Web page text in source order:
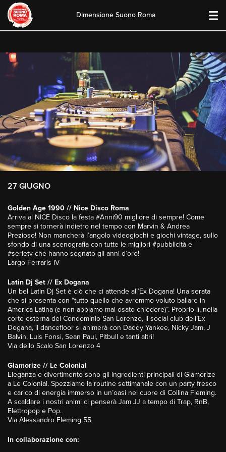
content
Dimensione Suono Roma
27 GIUGNO
Golden Age 1990 // Nice Disco Roma
Arriva al NICE Disco la festa #Anni90 migliore di sempre! Come
sempre si tornerà indietro nel tempo con Marvin & Andrea
Prezioso! Non mancherà l’angolo videogiochi e giochi vintage, sullo
sfondo di una scenografia con tutte le migliori #pubblicità e
#serietv che hanno segnato gli anni d’oro!
Largo Ferraris IV
Latin Dj Set // Ex Dogana
Un bel Latin Dj Set è ciò che ci attende all’Ex Dogana! Una serata
che si presenta con “tutto quello che avremmo voluto ballare in
America Latina (e non abbiamo mai osato chiedere)”. Proprio lì, nella
corte esterna del Condominio San Lorenzo, il social club dell’Ex
Dogana, il dancefloor si animerà con Daddy Yankee, Nicky Jam, J
Balvin, Luis Fonsi, Sean Paul, Pitbull e tanti altri!
Via dello Scalo San Lorenzo 4
Glamorize // Le Colonial
Eleganza e divertimento sono gli ingredienti principali di Glamorize
a Le Colonial. Spezziamo la routine settimanale con un party fresco
e carico di energia immerso in un’oasi nel cuore di Collina Fleming.
A scaldare i nostri animi ci penserà Jam JJ a tempo di Trap, RnB,
Elettropop e Pop.
Via Alessandro Fleming 55
In collaborazione con: